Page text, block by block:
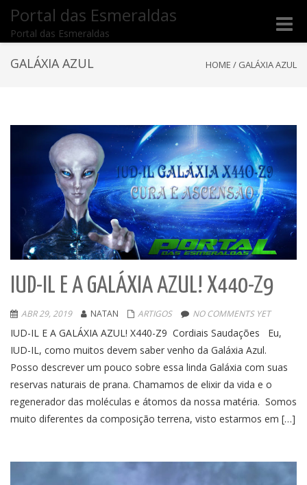
Portal das Esmeraldas
Portal das Esmeraldas
Toggle
GALÁXIA AZUL HOME / GALÁXIA AZUL
IUD-IL E A GALÁXIA AZUL! X440-Z9
ABR 29, 2019 NATAN ARTIGOS NO COMMENTS YET
IUD-IL E A GALÁXIA AZUL! X440-Z9 Cordiais Saudações Eu,
IUD-IL, como muitos devem saber venho da Galáxia Azul.
Posso descrever um pouco sobre essa linda Galáxia com suas
reservas naturais de prana. Chamamos de elixir da vida e o
regenerador das moléculas e átomos da nossa matéria. Somos
muito diferentes da composição terrena, visto estarmos em […]